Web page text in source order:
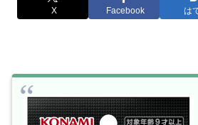
X Facebook は